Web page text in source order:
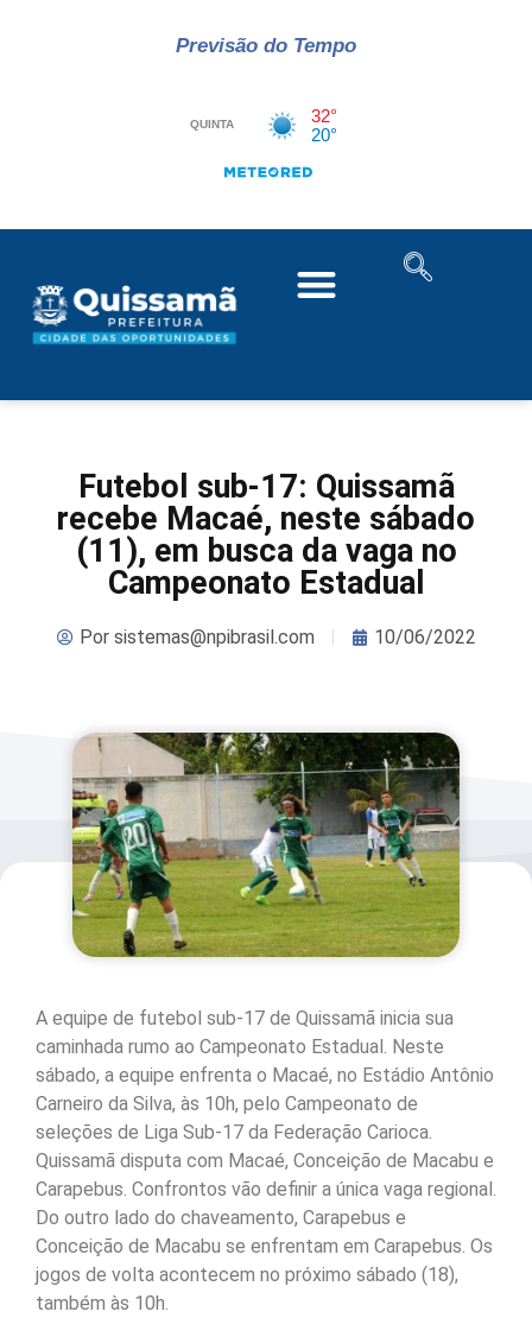
Previsão do Tempo
Futebol sub-17: Quissamã
recebe Macaé, neste sábado
(11), em busca da vaga no
Campeonato Estadual
Porsistemas@npibrasil.com 10/06/2022
A equipe de futebol sub-17 de Quissamã inicia sua
caminhada rumo ao Campeonato Estadual. Neste
sábado, a equipe enfrenta o Macaé, no Estádio Antônio
Carneiro da Silva, às 10h, pelo Campeonato de
seleções de Liga Sub-17 da Federação Carioca.
Quissamã disputa com Macaé, Conceição de Macabu e
Carapebus. Confrontos vão definir a única vaga regional.
Do outro lado do chaveamento, Carapebus e
Conceição de Macabu se enfrentam em Carapebus. Os
jogos de volta acontecem no próximo sábado (18),
também às 10h.